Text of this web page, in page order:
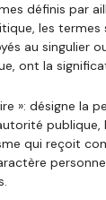
définis par
les termes
au singulier
ont la
»: désigne la
publique,
qui reçoit